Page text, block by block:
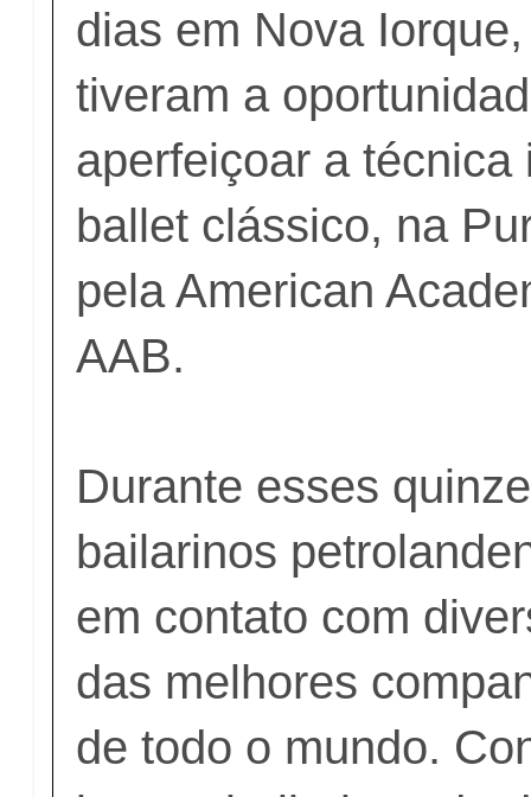
dias em Nova
tiveram a
aperfeiçoar a técnica
ballet clássico, na
pela American
AAB.
Durante esses
bailarinos
em contato com
das melhores
de todo o mundo.